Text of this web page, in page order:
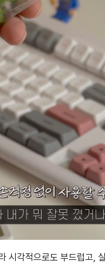
시각적으로도 부드럽고,